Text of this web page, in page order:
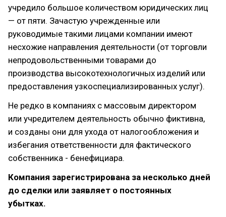
учредило большое количеством юридических лиц
— от пяти. Зачастую учрежденные или
руководимые такими лицами компании имеют
несхожие направления деятельности (от торговли
непродовольственными товарами до
производства высокотехнологичных изделий или
предоставления узкоспециализированных услуг).
Не редко в компаниях с массовым директором
или учредителем деятельность обычно фиктивна,
и созданы они для ухода от налогообложения и
избегания ответственности для фактического
собственника - бенефициара.
Компания зарегистрирована за несколько дней
до сделки или заявляет о постоянных
убытках.